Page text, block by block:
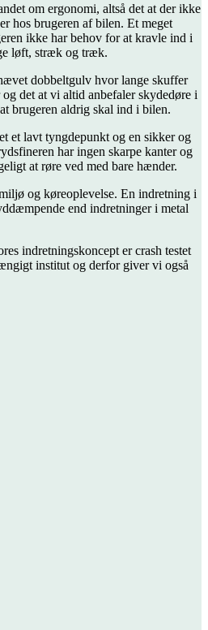
om ergonomi, altså det at der ikke
hos brugeren af bilen. Et meget
ikke har behov for at kravle ind i
løft, stræk og træk.
dobbeltgulv hvor lange skuffer
det at vi altid anbefaler skydedøre i
brugeren aldrig skal ind i bilen.
et lavt tyngdepunkt og en sikker og
har ingen skarpe kanter og
at røre ved med bare hænder.
og køreoplevelse. En indretning i
end indretninger i metal
indretningskoncept er crash testet
institut og derfor giver vi også